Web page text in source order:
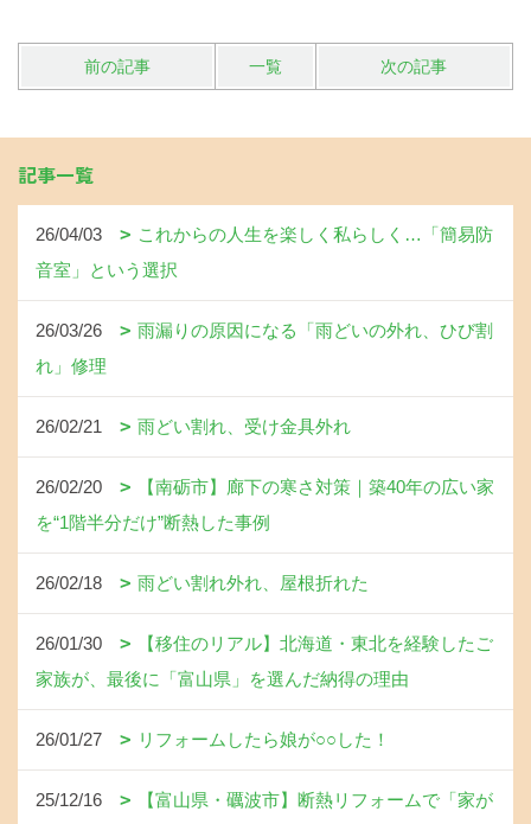
前の記事 一覧 次の記事
記事一覧
26/04/03
これからの人生を楽しく私らしく…「簡易防
音室」という選択
26/03/26
雨漏りの原因になる「雨どいの外れ、ひび割
れ」修理
26/02/21 雨どい割れ、受け金具外れ
26/02/20
【南砺市】廊下の寒さ対策｜築40年の広い家
を“1階半分だけ”断熱した事例
26/02/18 雨どい割れ外れ、屋根折れた
26/01/30
【移住のリアル】北海道・東北を経験したご
家族が、最後に「富山県」を選んだ納得の理由
26/01/27 リフォームしたら娘が○○した！
25/12/16
【富山県・礪波市】断熱リフォームで「家が